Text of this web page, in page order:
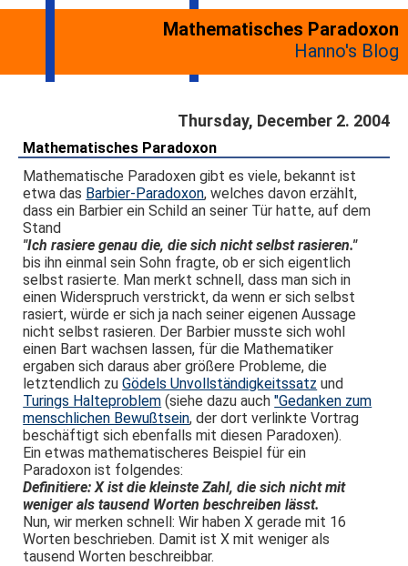
Mathematisches Paradoxon
Hanno's Blog
Thursday, December 2. 2004
Mathematisches Paradoxon
Mathematische Paradoxen gibt es viele, bekannt ist
etwa das Barbier-Paradoxon, welches davon erzählt,
dass ein Barbier ein Schild an seiner Tür hatte, auf dem
Stand
"Ich rasiere genau die, die sich nicht selbst rasieren."
bis ihn einmal sein Sohn fragte, ob er sich eigentlich
selbst rasierte. Man merkt schnell, dass man sich in
einen Widerspruch verstrickt, da wenn er sich selbst
rasiert, würde er sich ja nach seiner eigenen Aussage
nicht selbst rasieren. Der Barbier musste sich wohl
einen Bart wachsen lassen, für die Mathematiker
ergaben sich daraus aber größere Probleme, die
letztendlich zuGödels Unvollständigkeitssatz und
Turings Halteproblem (siehe dazu auch"Gedanken zum
menschlichen Bewußtsein, der dort verlinkte Vortrag
beschäftigt sich ebenfalls mit diesen Paradoxen).
Ein etwas mathematischeres Beispiel für ein
Paradoxon ist folgendes:
Definitiere: X ist die kleinste Zahl, die sich nicht mit
weniger als tausend Worten beschreiben lässt.
Nun, wir merken schnell: Wir haben X gerade mit 16
Worten beschrieben. Damit ist X mit weniger als
tausend Worten beschreibbar.